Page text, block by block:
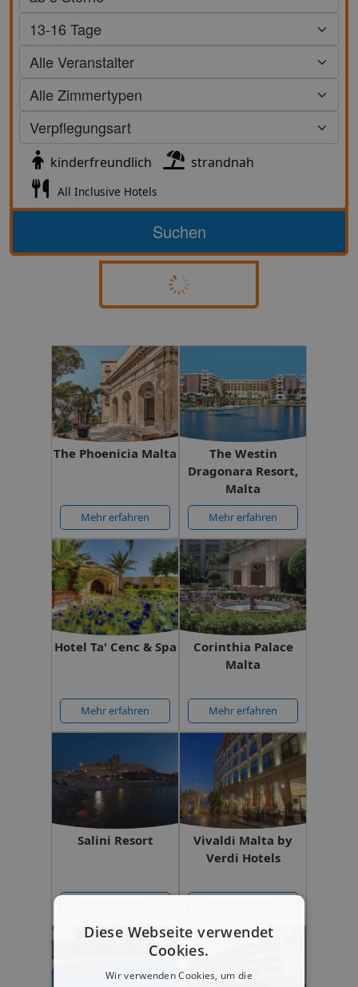
kinderfreundlich strandnah
All Inclusive Hotels
Suchen
The Phoenicia Malta
Mehr erfahren
The Westin
Dragonara Resort,
Malta
Mehr erfahren
Hotel Ta' Cenc & Spa
Mehr erfahren
Corinthia Palace
Malta
Mehr erfahren
Salini Resort
Vivaldi Malta by
Verdi Hotels
Diese Webseite verwendet
Cookies.
Wir verwenden Cookies, um die